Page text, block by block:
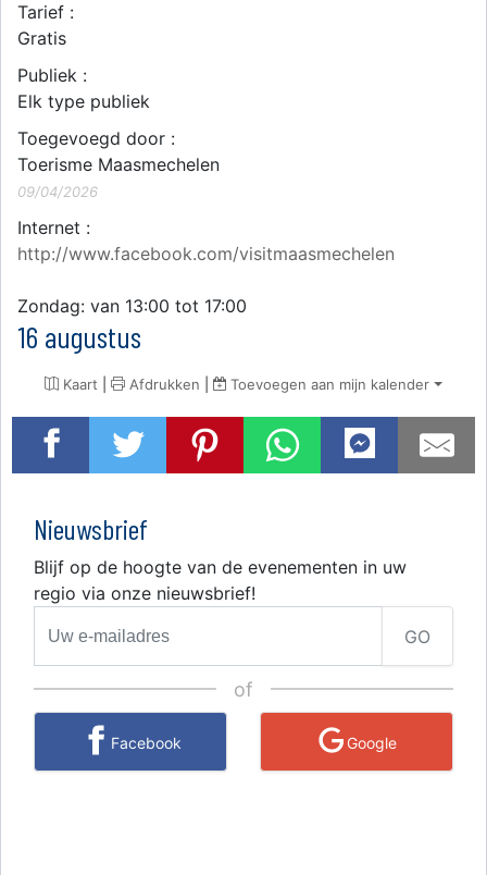
Tarief :
Gratis
Publiek :
Elk type publiek
Toegevoegd door :
Toerisme Maasmechelen
09/04/2026
Internet :
http://www.facebook.com/visitmaasmechelen
Zondag: van 13:00 tot 17:00
16 augustus
Kaart | Afdrukken | Toevoegen aan mijn kalender
Nieuwsbrief
Blijf op de hoogte van de evenementen in uw
regio via onze nieuwsbrief!
GO
of
Facebook Google